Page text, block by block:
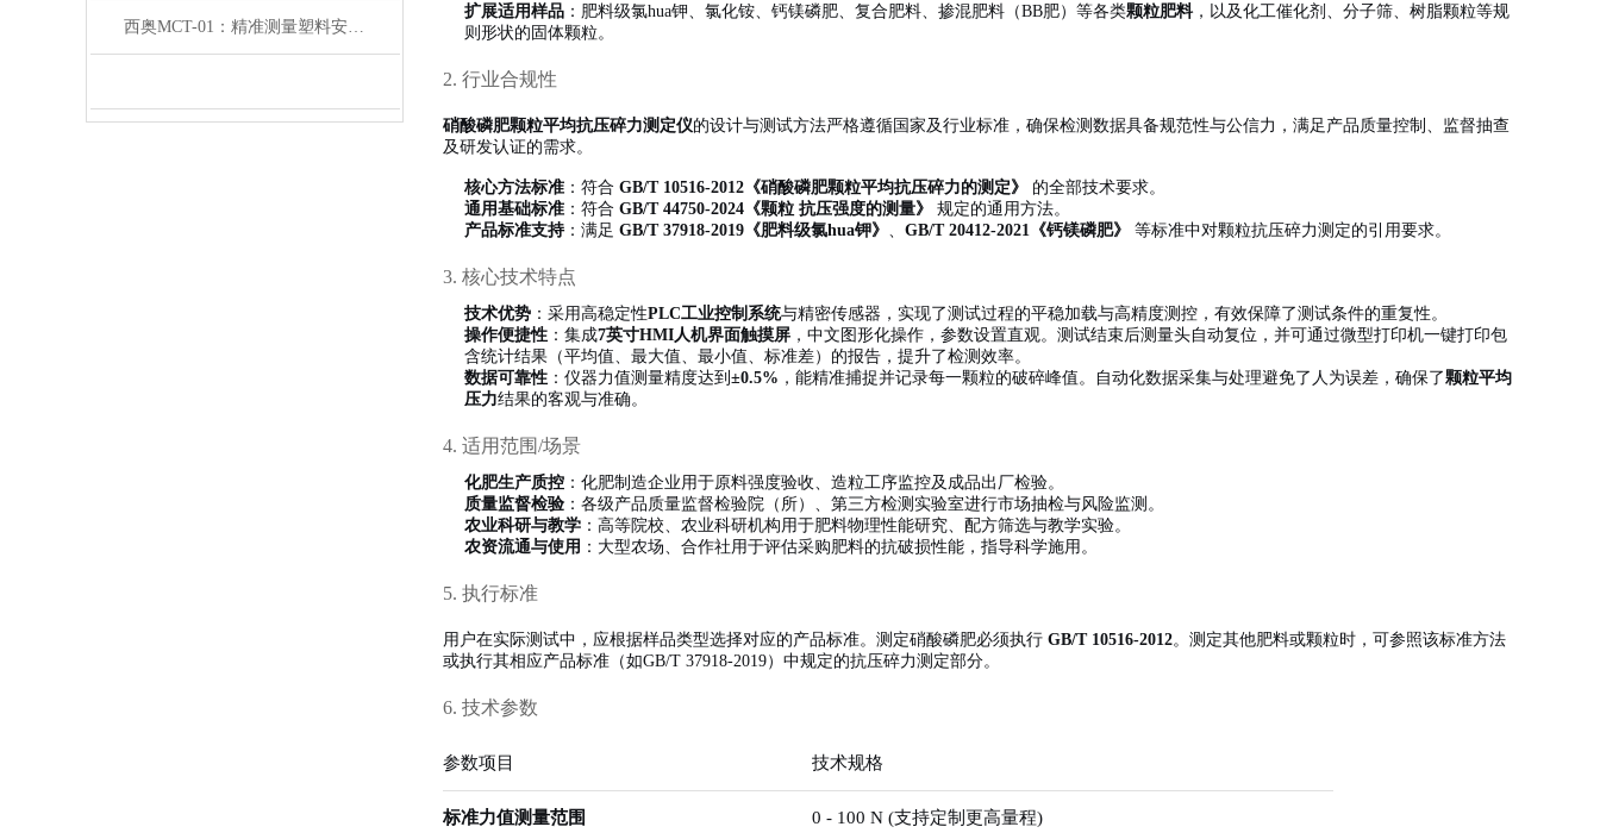
西奥MCT-01：精准测量塑料安瓿瓶开启力
扩展适用样品 ：肥料级氯hua钾、氯化铵、钙镁磷肥、复合肥料、掺混肥料（BB肥）等各类颗粒肥料，以及化工催化剂、分子筛、树脂颗粒等规
则形状的固体颗粒。
2. 行业合规性
硝酸磷肥颗粒平均抗压碎力测定仪的设计与测试方法严格遵循国家及行业标准，确保检测数据具备规范性与公信力，满足产品质量控制、监督抽查
及研发认证的需求。
核心方法标准 ：符合 GB/T 10516-2012《硝酸磷肥颗粒平均抗压碎力的测定》
的全部技术要求。
通用基础标准 ：符合 GB/T 44750-2024《颗粒 抗压强度的测量》
规定的通用方法。
产品标准支持：满足 GB/T 37918-2019《肥料级氯hua钾》 、 GB/T 20412-2021《钙镁磷肥》 等标准中对颗粒抗压碎力测定的引用要求。
3. 核心技术特点
技术优势 ：采用高稳定性PLC工业控制系统与精密传感器，实现了测试过程的平稳加载与高精度测控，有效保障了测试条件的重复性。
操作便捷性 ：集成7英寸HMI人机界面触摸屏 ，中文图形化操作，参数设置直观。测试结束后测量头自动复位，并可通过微型打印机一键打印包
含统计结果（平均值、最大值、最小值、标准差）的报告，提升了检测效率。
数据可靠性 ：仪器力值测量精度达到 ±0.5% ，能精准捕捉并记录每一颗粒的破碎峰值。自动化数据采集与处理避免了人为误差，确保了颗粒平均
压力结果的客观与准确。
4. 适用范围/场景
化肥生产质控 ：化肥制造企业用于原料强度验收、造粒工序监控及成品出厂检验。
质量监督检验 ：各级产品质量监督检验院（所）、第三方检测实验室进行市场抽检与风险监测。
农业科研与教学 ：高等院校、农业科研机构用于肥料物理性能研究、配方筛选与教学实验。
农资流通与使用 ：大型农场、合作社用于评估采购肥料的抗破损性能，指导科学施用。
5. 执行标准
用户在实际测试中，应根据样品类型选择对应的产品标准。测定硝酸磷肥必须执行 GB/T 10516-2012。测定其他肥料或颗粒时，可参照该标准方法
或执行其相应产品标准（如GB/T 37918-2019）中规定的抗压碎力测定部分。
6. 技术参数
参数项目 技术规格
标准力值测量范围 0 - 100 N (支持定制更高量程)